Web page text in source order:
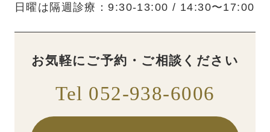
日曜は隔週診療：9:30-13:00 / 14:30〜17:00
お気軽にご予約・ご相談ください
Tel 052-938-6006